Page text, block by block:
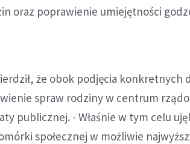
oraz poprawienie umiejętności
że obok podjęcia konkretnych
spraw rodziny w centrum
publicznej. - Właśnie w tym celu
społecznej w możliwie